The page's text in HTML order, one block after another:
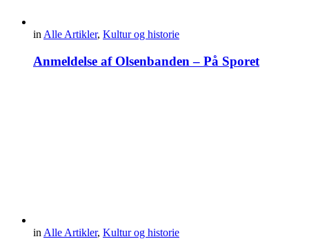
in Alle Artikler, Kultur og historie
Anmeldelse af Olsenbanden – På Sporet
in Alle Artikler, Kultur og historie